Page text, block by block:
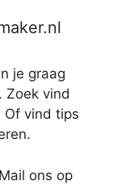
je graag
Zoek vind
Of vind tips
ons op